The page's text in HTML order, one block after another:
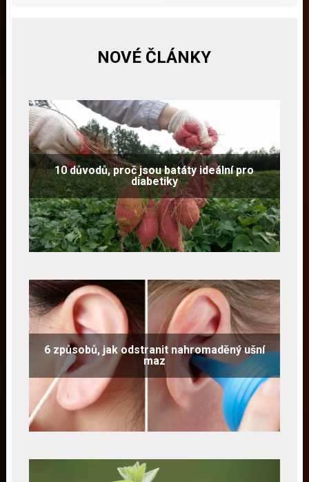
NOVÉ ČLÁNKY
10 důvodů, proč jsou batáty ideální pro
diabetiky
6 způsobů, jak odstranit nahromaděný ušní
maz